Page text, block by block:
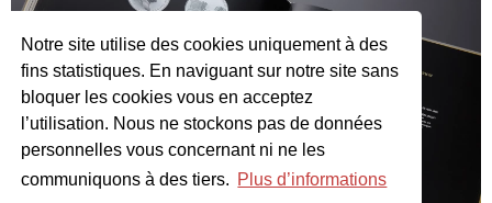
Notre site utilise des cookies uniquement à des
fins statistiques. En naviguant sur notre site sans
bloquer les cookies vous en acceptez
l’utilisation. Nous ne stockons pas de données
personnelles vous concernant ni ne les
communiquons à des tiers. Plus d’informations